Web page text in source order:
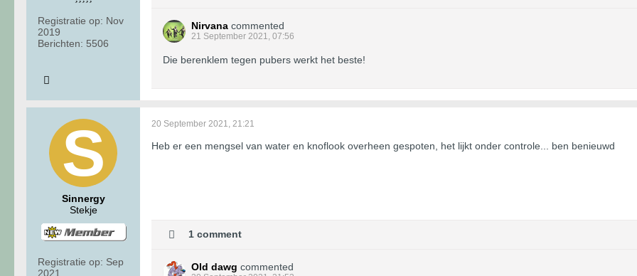
Registratie op: Nov
2019
Berichten: 5506
Nirvana commented
21 September 2021, 07:56
Die berenklem tegen pubers werkt het beste!
Sinnergy
Stekje
Registratie op: Sep
2021
20 September 2021, 21:21
Heb er een mengsel van water en knoflook overheen gespoten, het lijkt onder controle... ben benieuwd
1 comment
Old dawg commented